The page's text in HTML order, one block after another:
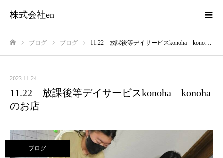
株式会社en
ブログ ブログ 11.22 放課後等デイサービスkonoha konohaのお店
2023.11.24
11.22 放課後等デイサービスkonoha konoha
のお店
ブログ